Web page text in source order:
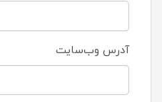
آدرس وب‌سایت